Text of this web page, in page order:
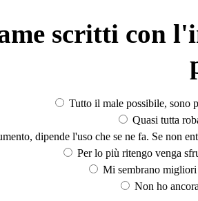
scritti con
Tutto il male possibile, sono
Quasi tutta
dipende l'uso che se ne fa. Se non
Per lo più ritengo venga
Mi sembrano
Non ho